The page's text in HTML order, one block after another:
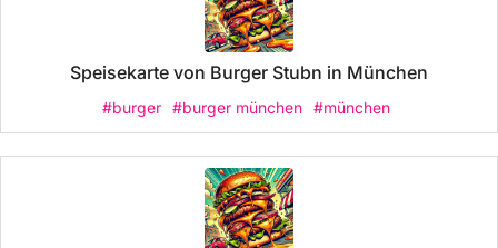
Speisekarte von Burger Stubn in München
#burger #burger münchen #münchen